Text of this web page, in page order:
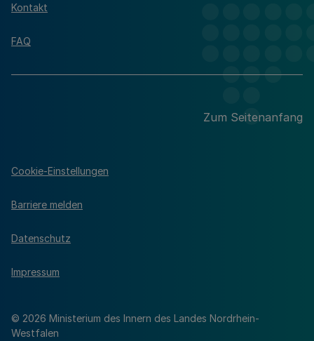
Kontakt
FAQ
Zum Seitenanfang
© 2026 Ministerium des Innern des Landes Nordrhein-
Westfalen
Cookie-Einstellungen
Barriere melden
Datenschutz
Impressum